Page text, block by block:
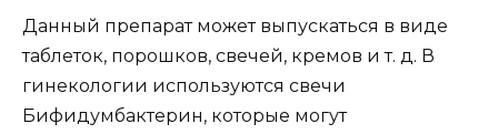
Данный препарат может выпускаться в виде
таблеток, порошков, свечей, кремов и т. д. В
гинекологии используются свечи
Бифидумбактерин, которые могут